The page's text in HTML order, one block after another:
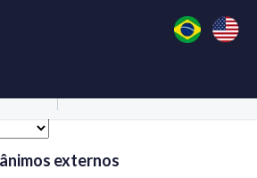
externos